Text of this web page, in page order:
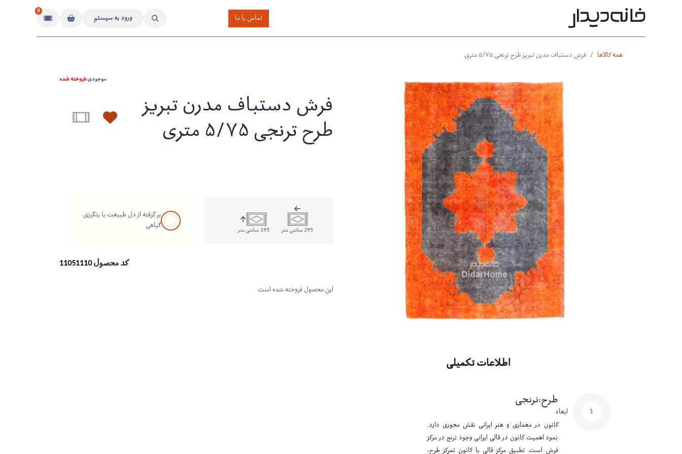
تماس با ما ورود به سیستم
0
همه کالاها فرش دستباف مدرن تبریز طرح ترنجی ۵/۷۵ متری
موجودی:فروخته شده
فرش دستباف مدرن تبریز
طرح ترنجی ۵/۷۵ متری
295 سانتی متر 195 سانتی متر
بر گرفته از دل طبیعت با رنگرزی
گیاهی
کد محصول11051110
این محصول فروخته شده است
اطلاعات تکمیلی
1 ابعاد
طرح:ترنجی
کانون در معماری و هنر ایرانی نقش محوری دارد.
نمود اهمیت کانون در قالی ایرانی وجود ترنج در مرکز
فرش است. تطبیق مرکز قالی با کانون تمرکز طرح،